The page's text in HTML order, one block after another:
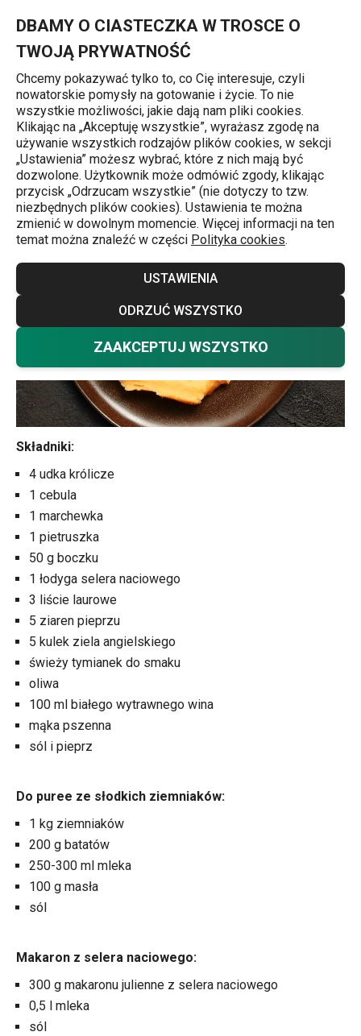
DBAMY O CIASTECZKA W TROSCE O
TWOJĄ PRYWATNOŚĆ
Chcemy pokazywać tylko to, co Cię interesuje, czyli
nowatorskie pomysły na gotowanie i życie. To nie
wszystkie możliwości, jakie dają nam pliki cookies.
Klikając na „Akceptuję wszystkie”, wyrażasz zgodę na
używanie wszystkich rodzajów plików cookies, w sekcji
„Ustawienia” możesz wybrać, które z nich mają być
dozwolone. Użytkownik może odmówić zgody, klikając
przycisk „Odrzucam wszystkie” (nie dotyczy to tzw.
niezbędnych plików cookies). Ustawienia te można
zmienić w dowolnym momencie. Więcej informacji na ten
temat można znaleźć w części Polityka cookies.
USTAWIENIA
ODRZUĆ WSZYSTKO
ZAAKCEPTUJ WSZYSTKO
Przepisy
Królik na tymianku
Przepisy 7.03.2024
Składniki:
4 udka królicze
1 cebula
1 marchewka
1 pietruszka
50 g boczku
1 łodyga selera naciowego
3 liście laurowe
5 ziaren pieprzu
5 kulek ziela angielskiego
świeży tymianek do smaku
oliwa
100 ml białego wytrawnego wina
mąka pszenna
sól i pieprz
Do puree ze słodkich ziemniaków:
1 kg ziemniaków
200 g batatów
250-300 ml mleka
100 g masła
sól
Makaron z selera naciowego:
300 g makaronu julienne z selera naciowego
0,5 l mleka
sól